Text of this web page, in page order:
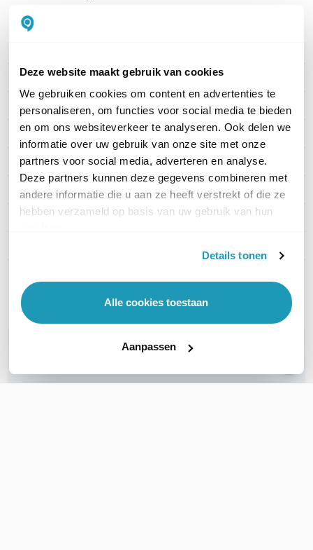
Deze website maakt gebruik van cookies
We gebruiken cookies om content en advertenties te
personaliseren, om functies voor social media te bieden
en om ons websiteverkeer te analyseren. Ook delen we
informatie over uw gebruik van onze site met onze
partners voor social media, adverteren en analyse.
Deze partners kunnen deze gegevens combineren met
andere informatie die u aan ze heeft verstrekt of die ze
hebben verzameld op basis van uw gebruik van hun
Details tonen
Alle cookies toestaan
Aanpassen
Merk ACT
Artikelnummer RL9603
EAN 8716065229387
Vezel 50/125µm OM3
Duplex of simplex Duplex
Kabel lengte 3 meter
Toon meer
WIL JIJ ADVIES OP MAAT?